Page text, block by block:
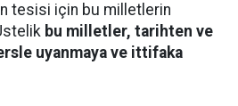
tesisi için bu milletlerin
bu milletler, tarihten ve
uyanmaya ve ittifaka